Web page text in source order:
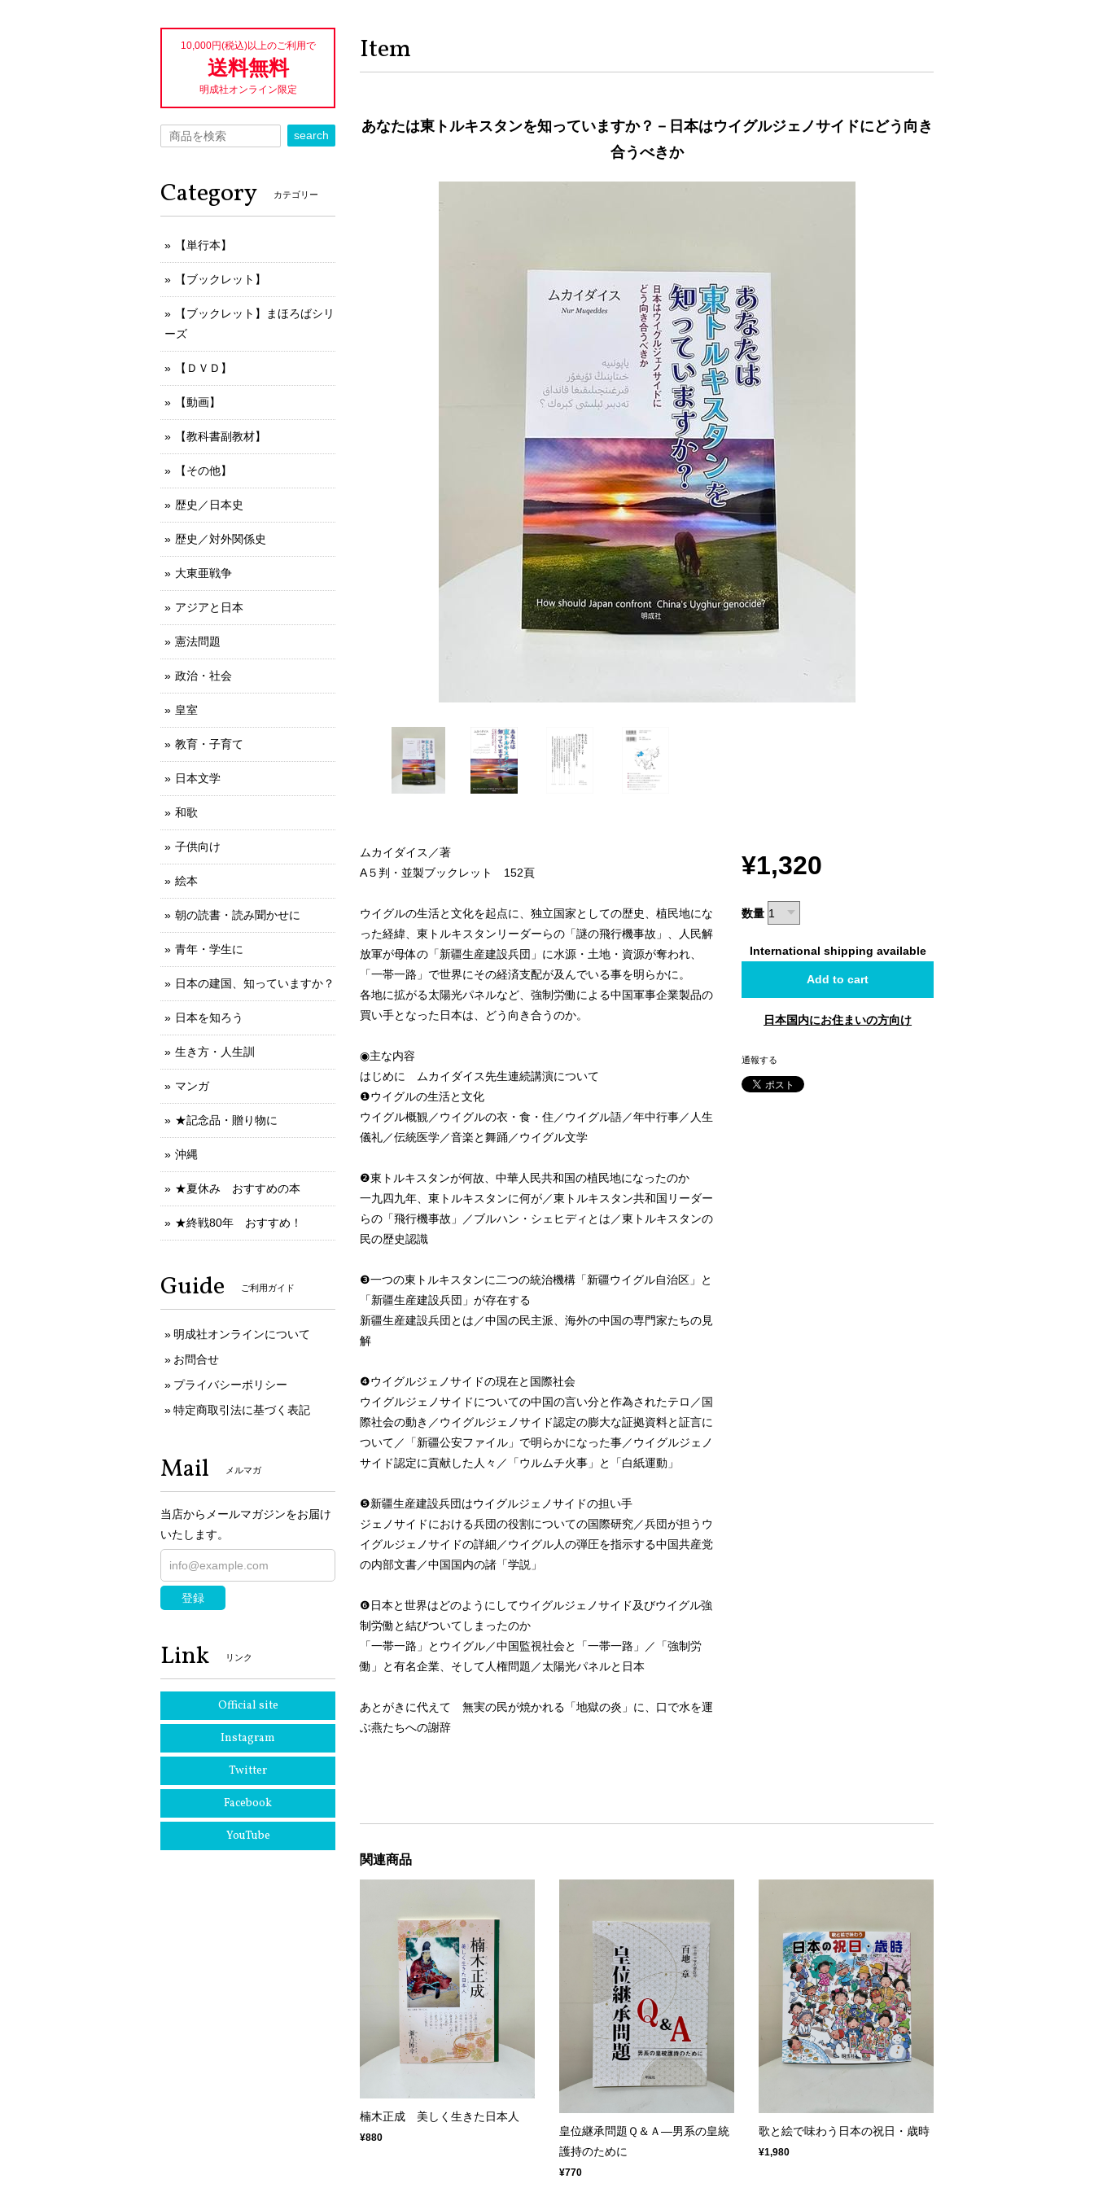
Item
あなたは東トルキスタンを知っていますか？－日本はウイグルジェノサイドにどう向き
合うべきか
ムカイダイス／著
A５判・並製ブックレット 152頁
ウイグルの生活と文化を起点に、独立国家としての歴史、植民地にな
った経緯、東トルキスタンリーダーらの「謎の飛行機事故」、人民解
放軍が母体の「新疆生産建設兵団」に水源・土地・資源が奪われ、
「一帯一路」で世界にその経済支配が及んでいる事を明らかに。
各地に拡がる太陽光パネルなど、強制労働による中国軍事企業製品の
買い手となった日本は、どう向き合うのか。
◉主な内容
はじめに ムカイダイス先生連続講演について
❶ウイグルの生活と文化
ウイグル概観／ウイグルの衣・食・住／ウイグル語／年中行事／人生
儀礼／伝統医学／音楽と舞踊／ウイグル文学
❷東トルキスタンが何故、中華人民共和国の植民地になったのか
一九四九年、東トルキスタンに何が／東トルキスタン共和国リーダー
らの「飛行機事故」／ブルハン・シェヒディとは／東トルキスタンの
民の歴史認識
❸一つの東トルキスタンに二つの統治機構「新疆ウイグル自治区」と
「新疆生産建設兵団」が存在する
新疆生産建設兵団とは／中国の民主派、海外の中国の専門家たちの見
解
❹ウイグルジェノサイドの現在と国際社会
ウイグルジェノサイドについての中国の言い分と作為されたテロ／国
際社会の動き／ウイグルジェノサイド認定の膨大な証拠資料と証言に
ついて／「新疆公安ファイル」で明らかになった事／ウイグルジェノ
サイド認定に貢献した人々／「ウルムチ火事」と「白紙運動」
❺新疆生産建設兵団はウイグルジェノサイドの担い手
ジェノサイドにおける兵団の役割についての国際研究／兵団が担うウ
イグルジェノサイドの詳細／ウイグル人の弾圧を指示する中国共産党
の内部文書／中国国内の諸「学説」
❻日本と世界はどのようにしてウイグルジェノサイド及びウイグル強
制労働と結びついてしまったのか
「一帯一路」とウイグル／中国監視社会と「一帯一路」／「強制労
働」と有名企業、そして人権問題／太陽光パネルと日本
あとがきに代えて 無実の民が焼かれる「地獄の炎」に、口で水を運
ぶ燕たちへの謝辞
¥1,320
数量
International shipping available
Add to cart
日本国内にお住まいの方向け
通報する
関連商品
楠木正成 美しく生きた日本人
¥880
皇位継承問題Ｑ＆Ａ―男系の皇統
護持のために
¥770
歌と絵で味わう日本の祝日・歳時
¥1,980
10,000円(税込)以上のご利用で
送料無料
明成社オンライン限定
search
Category カテゴリー
【単行本】
【ブックレット】
【ブックレット】まほろばシリ
ーズ
【ＤＶＤ】
【動画】
【教科書副教材】
【その他】
歴史／日本史
歴史／対外関係史
大東亜戦争
アジアと日本
憲法問題
政治・社会
皇室
教育・子育て
日本文学
和歌
子供向け
絵本
朝の読書・読み聞かせに
青年・学生に
日本の建国、知っていますか？
日本を知ろう
生き方・人生訓
マンガ
★記念品・贈り物に
沖縄
★夏休み おすすめの本
★終戦80年 おすすめ！
Guide ご利用ガイド
明成社オンラインについて
お問合せ
プライバシーポリシー
特定商取引法に基づく表記
Mail メルマガ
当店からメールマガジンをお届け
いたします。
登録
Link リンク
Official site
Instagram
Twitter
Facebook
YouTube